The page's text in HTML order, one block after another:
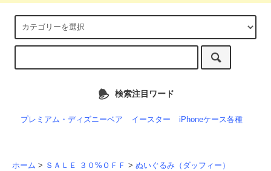
検索注目ワード
プレミアム・ディズニーベア イースター iPhoneケース各種
ホーム > ＳＡＬＥ ３０%ＯＦＦ > ぬいぐるみ（ダッフィー）